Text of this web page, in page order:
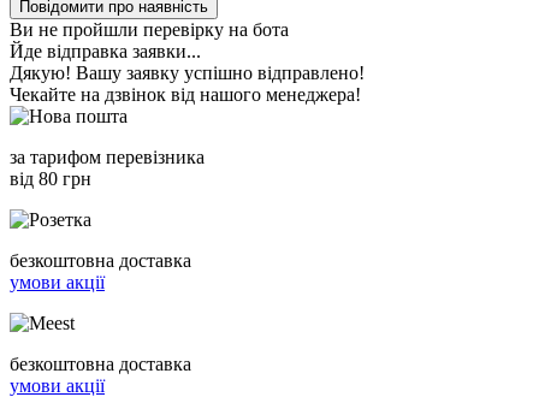
Повідомити про наявність
Ви не пройшли перевірку на бота
Йде відправка заявки...
Дякую! Вашу заявку успішно відправлено!
Чекайте на дзвінок від нашого менеджера!
за тарифом перевізника
від 80 грн
безкоштовна доставка
умови акції
безкоштовна доставка
умови акції